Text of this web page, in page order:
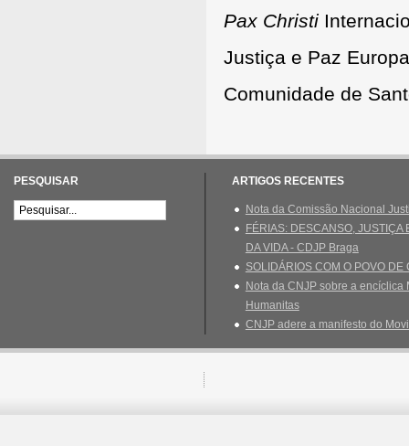
Pax Christi
Justiça e Paz Europa
Comunidade de
PESQUISAR ARTIGOS RECENTES
Nota da Comissão Nacional
FÉRIAS: DESCANSO, JUSTIÇA
DA VIDA - CDJP Braga
SOLIDÁRIOS COM O POVO DE
Nota da CNJP sobre a encíclica
Humanitas
CNJP adere a manifesto do